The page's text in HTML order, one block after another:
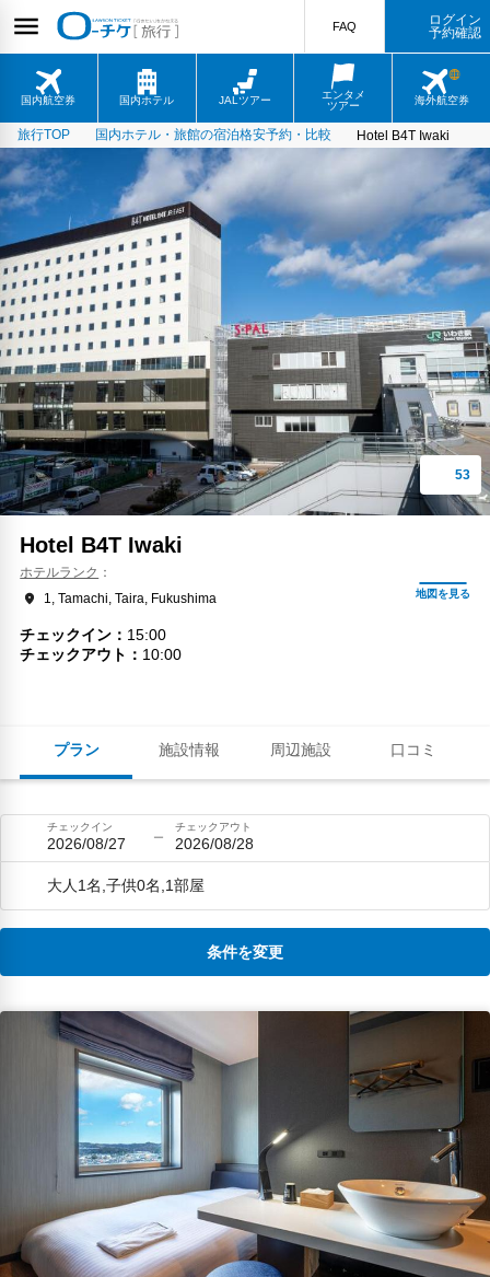
国内航空券 国内ホテル JALツアー
エンタメ
ツアー
海外航空券
FAQ
ログイン
予約確認
旅行TOP 国内ホテル・旅館の宿泊格安予約・比較 Hotel B4T Iwaki
プラン 施設情報 周辺施設 口コミ
Hotel B4T Iwaki
ホテルランク
1, Tamachi, Taira, Fukushima
チェックイン
15:00
チェックアウト
10:00
チェックイン
2026/08/27
チェックアウト
2026/08/28
大人1名,子供0名,1部屋
条件を変更